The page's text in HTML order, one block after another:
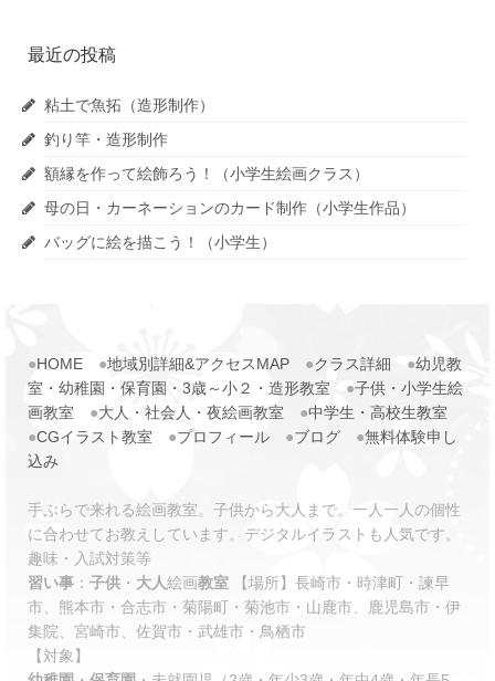
最近の投稿
粘土で魚拓（造形制作）
釣り竿・造形制作
額縁を作って絵飾ろう！（小学生絵画クラス）
母の日・カーネーションのカード制作（小学生作品）
バッグに絵を描こう！（小学生）
●HOME ●地域別詳細&アクセスMAP ●クラス詳細 ●幼児教
室・幼稚園・保育園・3歳～小２・造形教室 ●子供・小学生絵
画教室 ●大人・社会人・夜絵画教室 ●中学生・高校生教室
●CGイラスト教室 ●プロフィール ●ブログ ●無料体験申し
込み
手ぶらで来れる絵画教室。子供から大人まで。一人一人の個性
に合わせてお教えしています。デジタルイラストも人気です。
趣味・入試対策等
習い事 ： 子供 ・ 大人絵画教室 【場所】長崎市・時津町・諫早
市、熊本市・合志市・菊陽町・菊池市・山鹿市、鹿児島市・伊
集院、宮崎市、佐賀市・武雄市・鳥栖市
【対象】